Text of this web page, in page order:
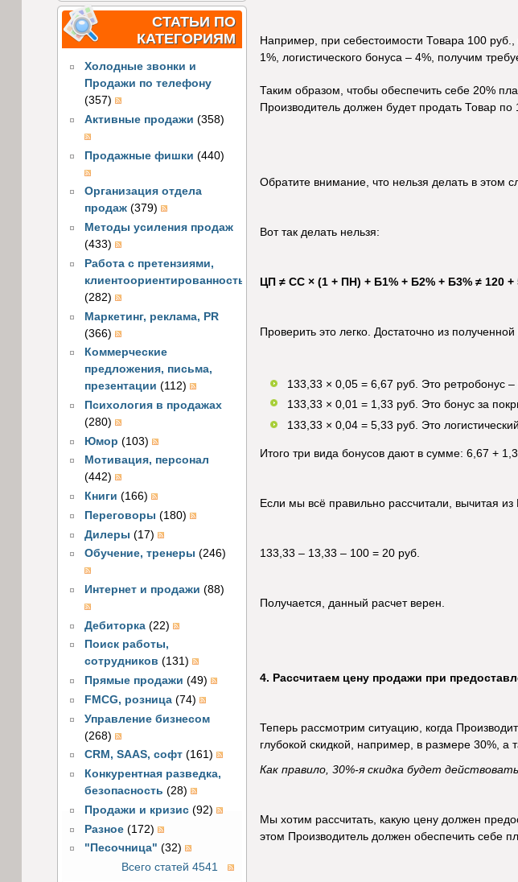
СТАТЬИ ПО
КАТЕГОРИЯМ
Холодные звонки и
Продажи по телефону
(357)
Активные продажи (358)
Продажные фишки (440)
Организация отдела
продаж (379)
Методы усиления продаж
(433)
Работа с претензиями,
клиентоориентированность
(282)
Маркетинг, реклама, PR
(366)
Коммерческие
предложения, письма,
презентации (112)
Психология в продажах
(280)
Юмор (103)
Мотивация, персонал
(442)
Книги (166)
Переговоры (180)
Дилеры (17)
Обучение, тренеры (246)
Интернет и продажи (88)
Дебиторка (22)
Поиск работы,
сотрудников (131)
Прямые продажи (49)
FMCG, розница (74)
Управление бизнесом
(268)
CRM, SAAS, софт (161)
Конкурентная разведка,
безопасность (28)
Продажи и кризис (92)
Разное (172)
"Песочница" (32)
Всего статей 4541
Например, при себестоимости Товара 100
1%, логистического бонуса – 4%, получим
Таким образом, чтобы обеспечить себе 20%
Производитель должен будет продать Товар по
Обратите внимание, что нельзя делать в этом
Вот так делать нельзя:
ЦП ≠ СС × (1 + ПН) + Б1% + Б2% + Б3% ≠ 120 +
Проверить это легко. Достаточно из
133,33 × 0,05 = 6,67 руб. Это ретробонус –
133,33 × 0,01 = 1,33 руб. Это бонус за
133,33 × 0,04 = 5,33 руб. Это
Итого три вида бонусов дают в сумме: 6,67 +
Если мы всё правильно рассчитали, вычитая
133,33 – 13,33 – 100 = 20 руб.
Получается, данный расчет верен.
4. Рассчитаем цену продажи при
Теперь рассмотрим ситуацию, когда
глубокой скидкой, например, в размере 30%, а
Как правило, 30%-я скидка будет
Мы хотим рассчитать, какую цену должен
этом Производитель должен обеспечить себе